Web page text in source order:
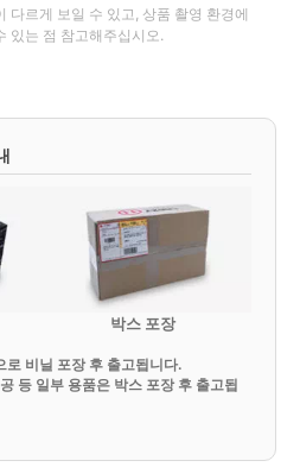
다르게 보일 수 있고, 상품 촬영 환경에
있는 점 참고해주십시오.
박스 포장
로 비닐 포장 후 출고됩니다.
등 일부 용품은 박스 포장 후 출고됩